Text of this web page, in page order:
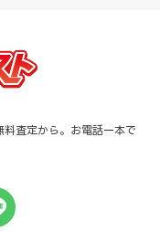
料査定から。お電話一本で